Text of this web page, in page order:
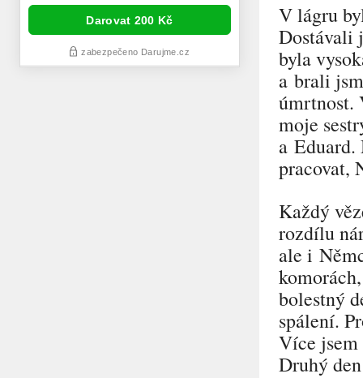
V lágru
Dostávali
byla
a brali
úmrtnost.
moje
a Eduard.
pracovat,
Každý
rozdílu
ale i
bolestný
spálení.
Více
Druhý